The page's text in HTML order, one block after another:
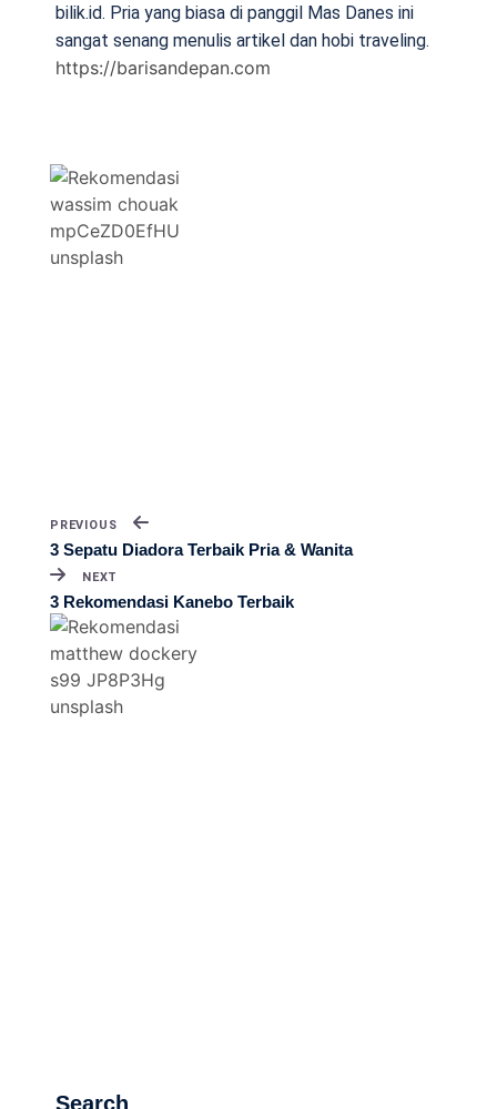
bilik.id. Pria yang biasa di panggil Mas Danes ini
sangat senang menulis artikel dan hobi traveling.
https://barisandepan.com
PREVIOUS
3 Sepatu Diadora Terbaik Pria & Wanita
NEXT
3 Rekomendasi Kanebo Terbaik
Search